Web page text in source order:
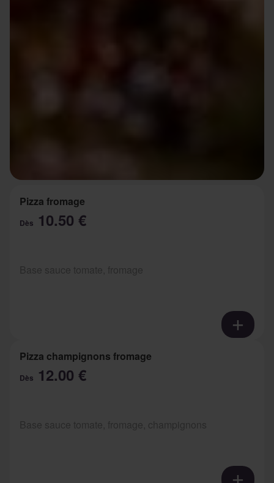
Pizza fromage
Dès 10.50 €
Pizza champignons fromage
Dès 12.00 €